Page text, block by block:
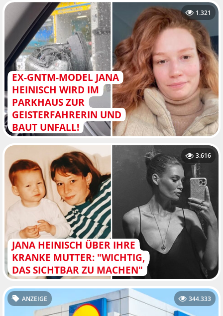
EX-GNTM-MODEL JANA
HEINISCH WIRD IM
PARKHAUS ZUR
GEISTERFAHRERIN UND
BAUT UNFALL!
1.321
JANA HEINISCH ÜBER IHRE
KRANKE MUTTER: "WICHTIG,
DAS SICHTBAR ZU MACHEN"
3.616
ANZEIGE 344.333